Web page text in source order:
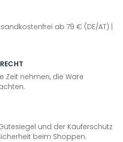
ab 79 € (DE/AT) |
Zeit nehmen, die Ware
und der Käuferschutz
beim Shoppen.